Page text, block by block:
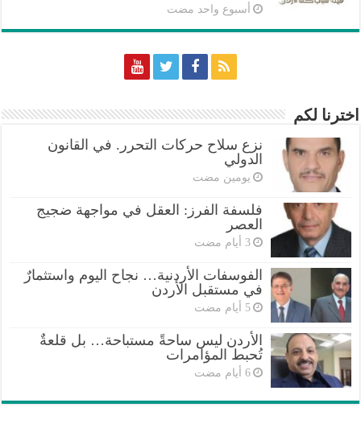
‏أسبوع واحد مضت
اخترنا لكم
نزع سلاح حركات التحرر. في القانون
الدولي
‏يومين مضت
فلسفة الفرز: العقل في مواجهة ضجيج
العصر
‏3 أيام مضت
الفوسفات الأردنية… نجاح اليوم واستثمارٌ
في مستقبل الأردن
‏5 أيام مضت
الأردن ليس ساحةً مستباحة… بل قلعةٌ
تُحبط المؤامرات
‏6 أيام مضت